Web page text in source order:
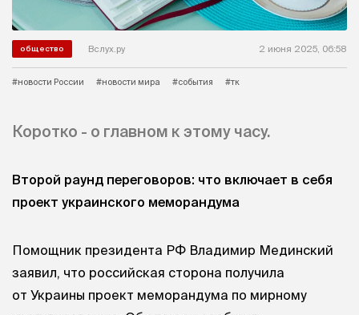
общество Вслух.ру 2 июня 2025, 06:58
#новости России #новости мира #события #тк
Коротко - о главном к этому часу.
Второй раунд переговоров: что включает в себя
проект украинского меморандума
Помощник президента РФ Владимир Мединский
заявил, что российская сторона получила
от Украины проект меморандума по мирному